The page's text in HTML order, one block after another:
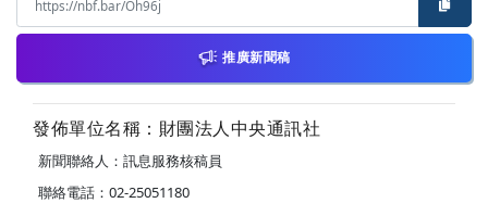
推廣新聞稿
發佈單位名稱：財團法人中央通訊社
新聞聯絡人：訊息服務核稿員
聯絡電話：02-25051180